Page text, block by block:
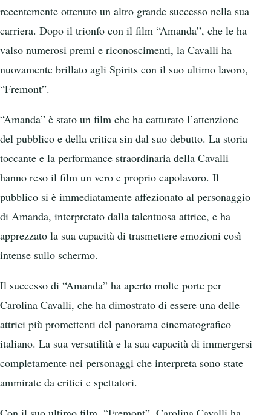
recentemente ottenuto un altro grande successo nella sua
carriera. Dopo il trionfo con il film “Amanda”, che le ha
valso numerosi premi e riconoscimenti, la Cavalli ha
nuovamente brillato agli Spirits con il suo ultimo lavoro,
“Fremont”.
“Amanda” è stato un film che ha catturato l’attenzione
del pubblico e della critica sin dal suo debutto. La storia
toccante e la performance straordinaria della Cavalli
hanno reso il film un vero e proprio capolavoro. Il
pubblico si è immediatamente affezionato al personaggio
di Amanda, interpretato dalla talentuosa attrice, e ha
apprezzato la sua capacità di trasmettere emozioni così
intense sullo schermo.
Il successo di “Amanda” ha aperto molte porte per
Carolina Cavalli, che ha dimostrato di essere una delle
attrici più promettenti del panorama cinematografico
italiano. La sua versatilità e la sua capacità di immergersi
completamente nei personaggi che interpreta sono state
ammirate da critici e spettatori.